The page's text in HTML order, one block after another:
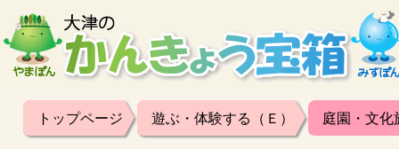
トップページ 遊ぶ・体験する（Ｅ） 庭園・文化